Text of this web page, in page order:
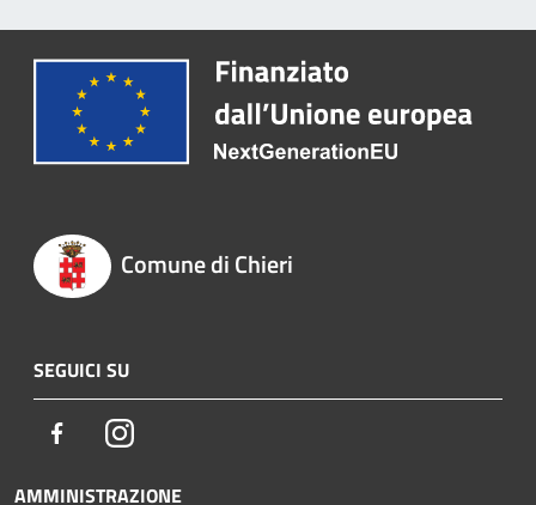
Comune di Chieri
SEGUICI SU
FacebookInstagram
AMMINISTRAZIONE